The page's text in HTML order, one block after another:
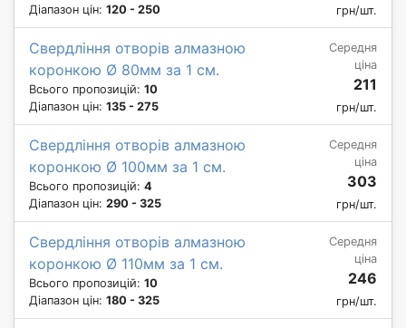
Діапазон цін: 120 - 250 грн/шт.
Свердління отворів алмазною
коронкою Ø 80мм за 1 см.
Всього пропозицій: 10
Діапазон цін: 135 - 275
Середня
ціна
211
грн/шт.
Свердління отворів алмазною
коронкою Ø 100мм за 1 см.
Всього пропозицій: 4
Діапазон цін: 290 - 325
Середня
ціна
303
грн/шт.
Свердління отворів алмазною
коронкою Ø 110мм за 1 см.
Всього пропозицій: 10
Діапазон цін: 180 - 325
Середня
ціна
246
грн/шт.